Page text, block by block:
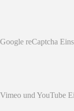
Google reCaptcha
Vimeo und YouTube